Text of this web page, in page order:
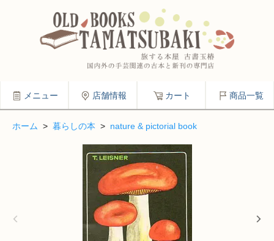
メニュー 店舗情報 カート 商品一覧
ホーム > 暮らしの本 > nature & pictorial book